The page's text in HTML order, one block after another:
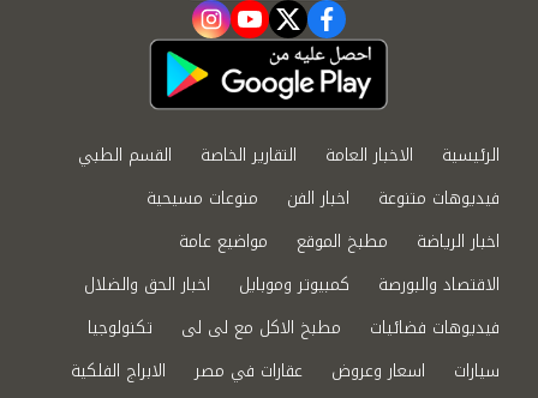
facebook
twitter
youtube
instagram
الرئيسية الاخبار العامة التقارير الخاصة
القسم الطبي
فيديوهات متنوعة
اخبار الفن
منوعات مسيحية
اخبار الرياضة
مطبخ الموقع
مواضيع عامة
الاقتصاد والبورصة
كمبيوتر وموبايل
اخبار الحق والضلال
فيديوهات فضائيات
مطبخ الاكل مع لى لى
تكنولوجيا
سيارات
اسعار وعروض عقارات في مصر
الابراج الفلكية